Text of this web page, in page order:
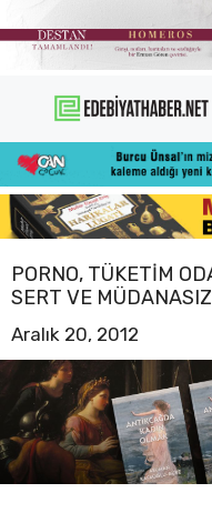
atla
PORNO, TÜKETIM
SERT VE
Aralık 20, 2012